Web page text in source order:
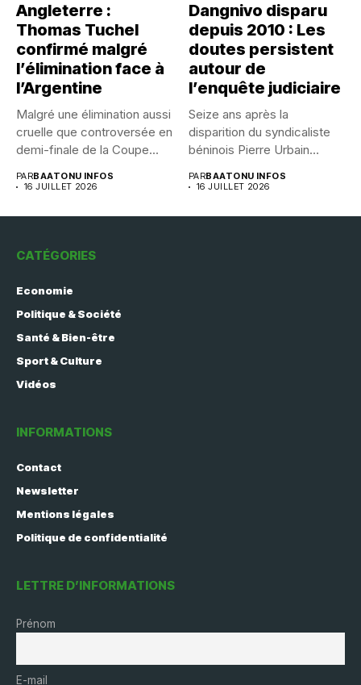
Angleterre :
Thomas Tuchel
confirmé malgré
l’élimination face à
l’Argentine
Malgré une élimination aussi
cruelle que controversée en
demi-finale de la Coupe...
PARBAATONU INFOS
16 JUILLET 2026
Dangnivo disparu
depuis 2010 : Les
doutes persistent
autour de
l’enquête judiciaire
Seize ans après la
disparition du syndicaliste
béninois Pierre Urbain
PARBAATONU INFOS
16 JUILLET 2026
CATÉGORIES
Economie
Politique & Société
Santé & Bien-être
Sport & Culture
Vidéos
INFORMATIONS
Contact
Newsletter
Mentions légales
Politique de confidentialité
LETTRE D’INFORMATIONS
Prénom
E-mail